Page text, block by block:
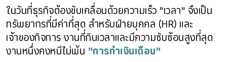
ในวันที่ธุรกิจต้องขับเคลื่อนด้วยความเร็ว "เวลา" จึงเป็น
ทรัพยากรที่มีค่าที่สุด สำหรับฝ่ายบุคคล (HR) และ
เจ้าของกิจการ งานที่กินเวลาและมีความซับซ้อนสูงที่สุด
งานหนึ่งคงหนีไม่พ้น "การทำเงินเดือน"